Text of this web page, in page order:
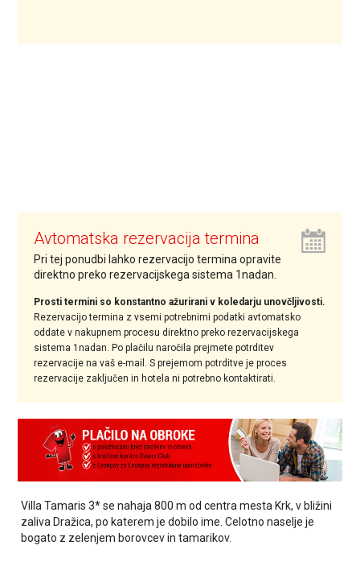
Avtomatska rezervacija termina
Pri tej ponudbi lahko rezervacijo termina opravite
direktno preko rezervacijskega sistema 1nadan.
Prosti termini so konstantno ažurirani v koledarju unovčljivosti.
Rezervacijo termina z vsemi potrebnimi podatki avtomatsko
oddate v nakupnem procesu direktno preko rezervacijskega
sistema 1nadan. Po plačilu naročila prejmete potrditev
rezervacije na vaš e-mail. S prejemom potrditve je proces
rezervacije zaključen in hotela ni potrebno kontaktirati.
Villa Tamaris 3* se nahaja 800 m od centra mesta Krk, v bližini
zaliva Dražica, po katerem je dobilo ime. Celotno naselje je
bogato z zelenjem borovcev in tamarikov.